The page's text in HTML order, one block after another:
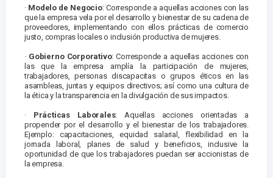
· Modelo de Negocio: Corresponde a aquellas acciones con las
que la empresa vela por el desarrollo y bienestar de su cadena de
proveedores, implementando con ellos prácticas de comercio
justo, compras locales o inclusión productiva de mujeres.
· Gobierno Corporativo: Corresponde a aquellas acciones con
las que la empresa amplía la participación de mujeres,
trabajadores, personas discapacitas o grupos éticos en las
asambleas, juntas y equipos directivos; así como una cultura de
la ética y la transparencia en la divulgación de sus impactos.
· Prácticas Laborales: Aquellas acciones orientadas a
propender por el desarrollo y el bienestar de los trabajadores.
Ejemplo: capacitaciones, equidad salarial, flexibilidad en la
jornada laboral, planes de salud y beneficios, inclusive la
oportunidad de que los trabajadores puedan ser accionistas de
la empresa.